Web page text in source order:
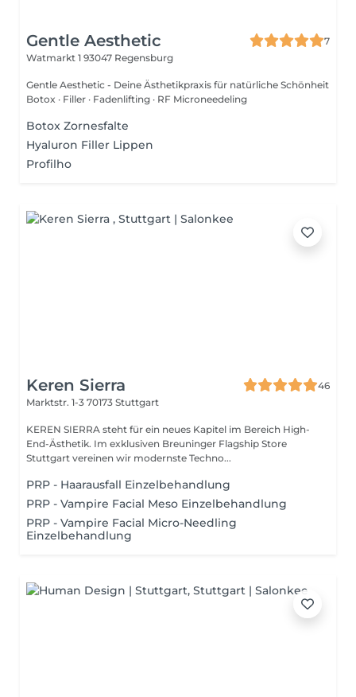
Gentle Aesthetic
7
Watmarkt 1 93047 Regensburg
Gentle Aesthetic - Deine Ästhetikpraxis für natürliche Schönheit
Botox · Filler · Fadenlifting · RF Microneedeling
Botox Zornesfalte
Hyaluron Filler Lippen
Profilho
Keren Sierra
46
Marktstr. 1-3 70173 Stuttgart
KEREN SIERRA steht für ein neues Kapitel im Bereich High-
End-Ästhetik. Im exklusiven Breuninger Flagship Store
Stuttgart vereinen wir modernste Techno...
PRP - Haarausfall Einzelbehandlung
PRP - Vampire Facial Meso Einzelbehandlung
PRP - Vampire Facial Micro-Needling
Einzelbehandlung